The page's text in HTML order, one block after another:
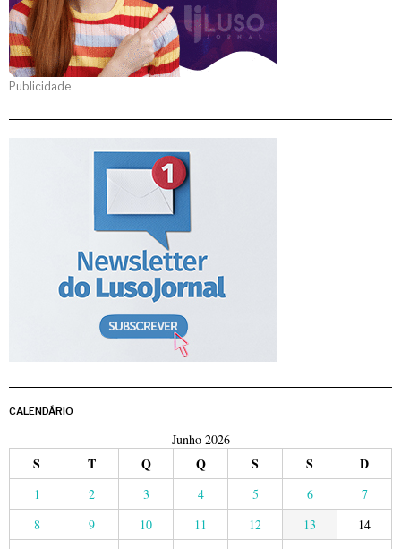
Publicidade
CALENDÁRIO
Junho 2026
S T Q Q S S D
1 2 3 4 5 6
7
8
9 10 11 12 13
14